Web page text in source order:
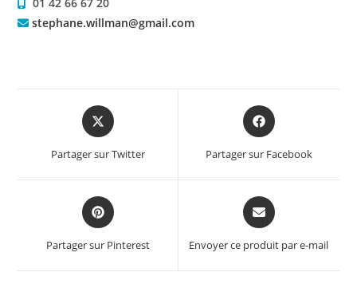
stephane.willman@gmail.com
Partager sur Twitter Partager sur Facebook
Partager sur Pinterest Envoyer ce produit par e-mail